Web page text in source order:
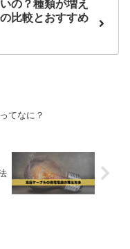
の？種類が増え
比較とおすすめ
てなに？